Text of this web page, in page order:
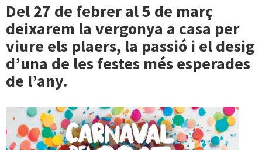
Del 27 de febrer al 5 de març
deixarem la vergonya a casa per
viure els plaers, la passió i el desig
d’una de les festes més esperades
de l’any.